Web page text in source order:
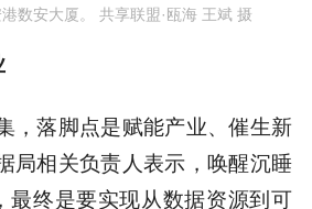
数安大厦。 共享联盟·瓯海 王斌 摄
，落脚点是赋能产业、催生新
局相关负责人表示，唤醒沉睡
最终是要实现从数据资源到可